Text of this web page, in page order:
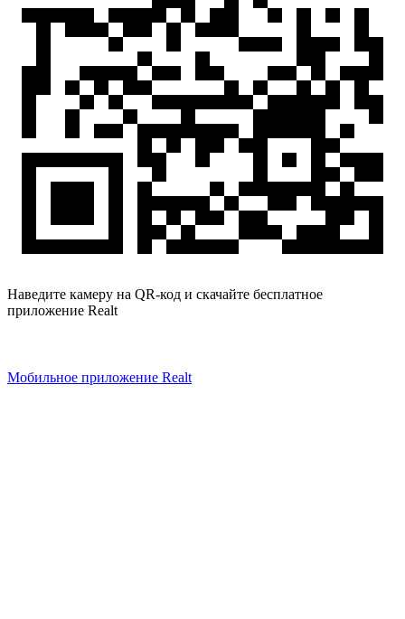
Наведите камеру на QR-код и скачайте бесплатное
приложение Realt
Мобильное приложение Realt